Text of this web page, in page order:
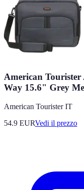
American
Way 15.6" Grey
American Tourister IT
54.9 EURVedi il prezzo